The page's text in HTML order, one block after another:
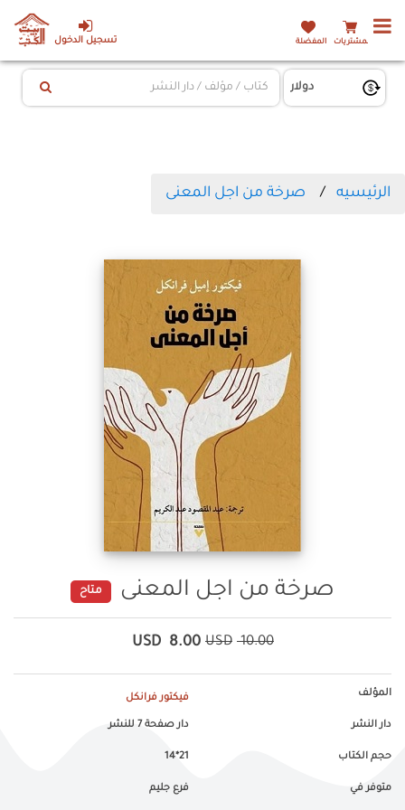
تسجيل الدخول المشتريات المفضلة
الرئيسيه صرخة من اجل المعنى
صرخة من اجل المعنى متاح
10.00
USD
8.00
USD
المؤلف فيكتور فرانكل
دار النشر دار صفحة 7 للنشر
حجم الكتاب 21*14
متوفر في فرع جليم